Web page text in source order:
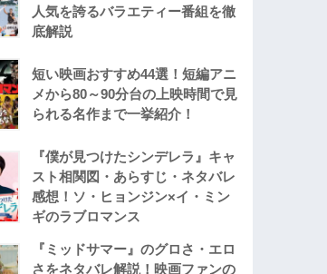
人気を誇るバラエティー番組を徹
底解説
短い映画おすすめ44選！短編アニ
メから80～90分台の上映時間で見
られる名作まで一挙紹介！
『僕が見つけたシンデレラ』キャ
スト相関図・あらすじ・ネタバレ
感想！ソ・ヒョンジン×イ・ミン
ギのラブロマンス
『ミッドサマー』のグロさ・エロ
さをネタバレ解説！映画ファンの